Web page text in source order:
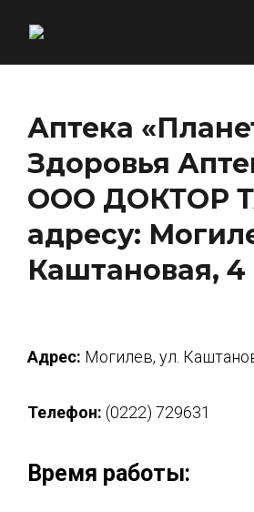
Аптека
Здоровья
ООО ДОКТОР
адресу:
Каштановая, 4
Адрес: Могилев, ул.
Телефон: (0222) 729631
Время работы: